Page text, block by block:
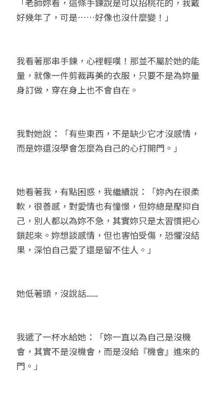
好幾年了，可是……好像也沒什麼變！」
我看著那串手鍊，心裡輕嘆！那並不屬於她的能
量，就像一件剪裁再美的衣服，只要不是為妳量
身訂做，穿在身上也不會自在。
我對她說：「有些東西，不是缺少它才沒感情，
而是妳還沒學會怎麼為自己的心打開門。」
她看著我，有點困惑，我繼續說：「妳內在很柔
軟，很善感，對愛情也有憧憬，但妳總是壓抑自
己，別人都以為妳不急，其實妳只是太習慣把心
鎖起來。妳想談感情，但也害怕受傷，恐懼沒結
果，深怕自己愛了還是留不住人。」
她低著頭，沒說話......
我遞了一杯水給她：「妳一直以為自己是沒機
會，其實不是沒機會，而是沒給『機會』進來的
門。」